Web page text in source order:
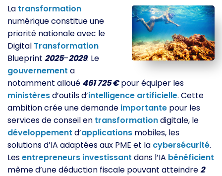
La transformation
numérique constitue une
priorité nationale avec le
Digital Transformation
Blueprint 2025–2029. Le
gouvernement a
notamment alloué 461 725 €pour équiper les
ministèresd’outils d’intelligence artificielle. Cette
ambition crée une demande importante pour les
services de conseil en transformationdigitale, le
développement d’applications mobiles, les
solutions d’IA adaptées aux PME et la cybersécurité.
Lesentrepreneurs investissant dans l’IA bénéficient
même d’une déduction fiscale pouvant atteindre2